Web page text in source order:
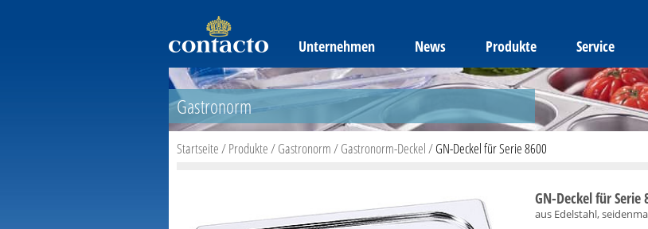
Unternehmen News Produkte Service
Gastronorm
Startseite/Produkte/Gastronorm/Gastronorm-Deckel/GN-Deckel für Serie 8600
GN-Deckel für Serie
aus Edelstahl,